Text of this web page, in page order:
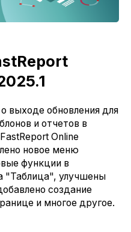
обновления для
и отчетов в
Online
новое меню
функции в
"Таблица", улучшены
создание
и многое другое.